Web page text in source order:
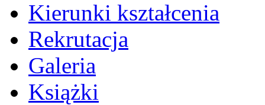
Kierunki kształcenia
Rekrutacja
Galeria
Książki